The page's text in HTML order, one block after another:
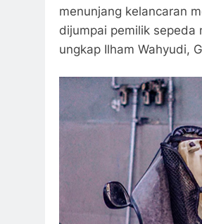
menunjang kelancaran
dijumpai pemilik sepeda
ungkap Ilham Wahyudi,